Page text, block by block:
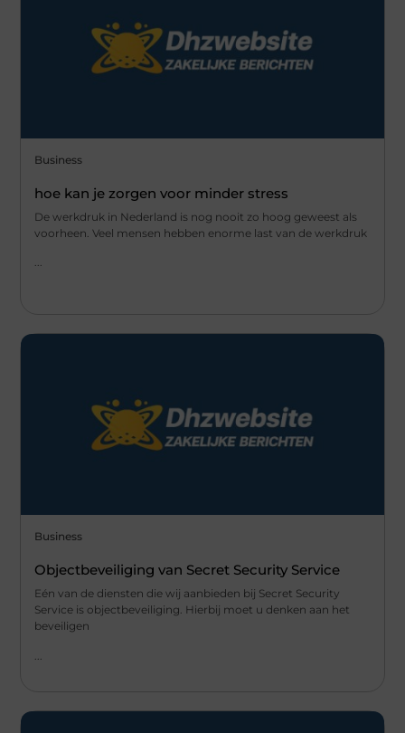
Business
hoe kan je zorgen voor minder stress
De werkdruk in Nederland is nog nooit zo hoog geweest als
voorheen. Veel mensen hebben enorme last van de werkdruk
...
Business
Objectbeveiliging van Secret Security Service
Eén van de diensten die wij aanbieden bij Secret Security
Service is objectbeveiliging. Hierbij moet u denken aan het
beveiligen